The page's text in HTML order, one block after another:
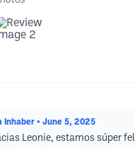
Inhaber • June 5, 2025
Leonie, estamos súper